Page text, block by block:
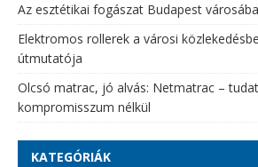
Az esztétikai fogászat Budapest
Elektromos rollerek a városi
útmutatója
Olcsó matrac, jó alvás: Netmatrac –
kompromisszum nélkül
KATEGÓRIÁK